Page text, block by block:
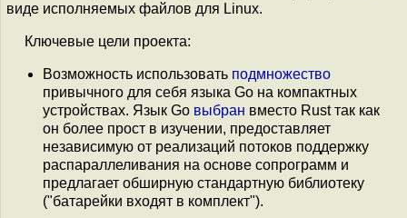
виде исполняемых файлов для Linux.
Ключевые цели проекта:
Возможность использовать подмножество
привычного для себя языка Go на компактных
устройствах. Язык Go выбран вместо Rust так как
он более прост в изучении, предоставляет
независимую от реализаций потоков поддержку
распараллеливания на основе сопрограмм и
предлагает обширную стандартную библиотеку
("батарейки входят в комплект").